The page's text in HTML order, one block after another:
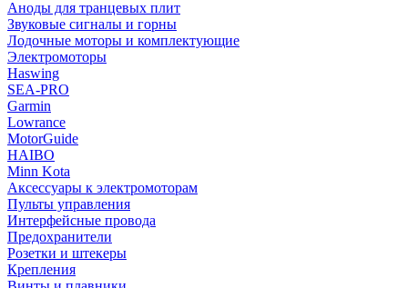
Аноды для транцевых плит
Звуковые сигналы и горны
Лодочные моторы и комплектующие
Электромоторы
Haswing
SEA-PRO
Garmin
Lowrance
MotorGuide
HAIBO
Minn Kota
Аксессуары к электромоторам
Пульты управления
Интерфейсные провода
Предохранители
Розетки и штекеры
Крепления